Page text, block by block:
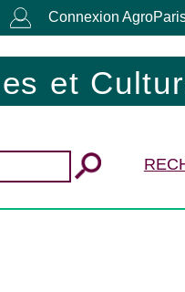
Connexion
et